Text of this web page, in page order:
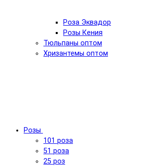
Роза Эквадор
Розы Кения
Тюльпаны оптом
Хризантемы оптом
Розы
101 роза
51 роза
25 роз